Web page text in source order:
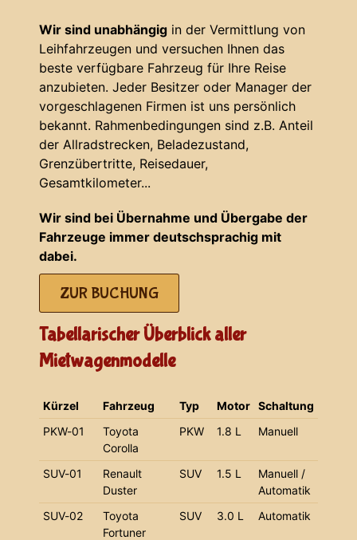
Wir sind unabhängig in der Vermittlung von
Leihfahrzeugen und versuchen Ihnen das
beste verfügbare Fahrzeug für Ihre Reise
anzubieten. Jeder Besitzer oder Manager der
vorgeschlagenen Firmen ist uns persönlich
bekannt. Rahmenbedingungen sind z.B. Anteil
der Allradstrecken, Beladezustand,
Grenzübertritte, Reisedauer,
Gesamtkilometer...
Wir sind bei Übernahme und Übergabe der
Fahrzeuge immer deutschsprachig mit
dabei.
ZUR BUCHUNG
Tabellarischer Überblick aller
Mietwagenmodelle
Kürzel Fahrzeug Typ Motor Schaltung
PKW-01
Toyota
Corolla
PKW 1.8 L Manuell
SUV-01
Renault
Duster
SUV 1.5 L
Manuell /
Automatik
SUV-02
Toyota
Fortuner
SUV 3.0 L Automatik